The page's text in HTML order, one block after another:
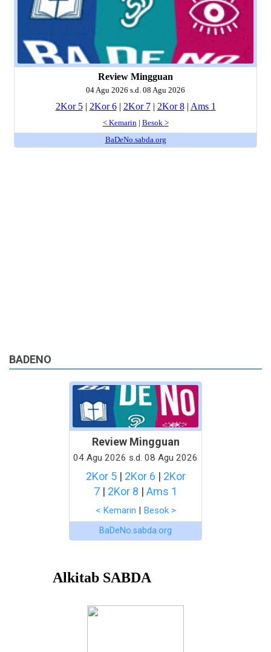
BADENO
Review Mingguan
04 Agu 2026 s.d. 08 Agu 2026
2Kor 5| 2Kor 6 | 2Kor
7 | 2Kor 8 | Ams 1
< Kemarin | Besok >
BaDeNo.sabda.org